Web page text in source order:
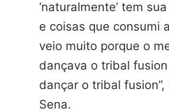
‘naturalmente’ tem
e coisas que consumi
veio muito porque o
dançava o tribal
dançar o tribal
Sena.